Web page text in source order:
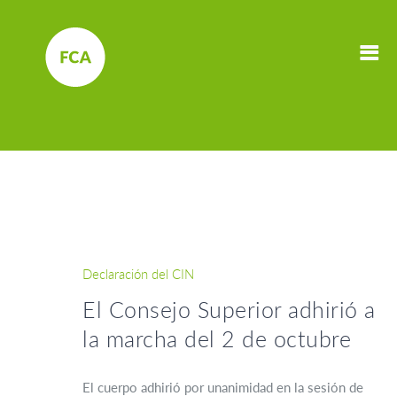
Declaración del CIN
El Consejo Superior adhirió a
la marcha del 2 de octubre
El cuerpo adhirió por unanimidad en la sesión de